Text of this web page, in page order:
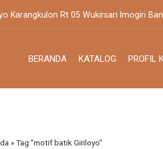
Karangkulon Rt 05 Wukirsari Imogiri
BERANDA KATALOG PROFIL
»Tag "motif batik Giriloyo"